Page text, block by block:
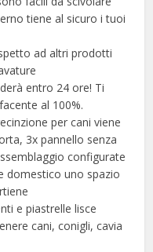
tiene al sicuro i tuoi
ad altri prodotti
entro 24 ore! Ti
al 100%.
per cani viene
3x pannello senza
configurate
domestico uno spazio
e piastrelle lisce
cani, conigli, cavia